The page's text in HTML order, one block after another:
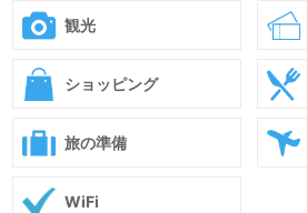
観光
ショッピング
旅の準備
WiFi